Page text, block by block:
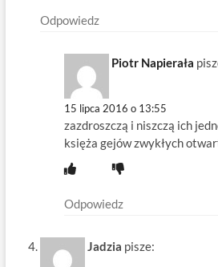
Odpowiedz
Piotr Napierała
15 lipca 2016 o 13:55
zazdroszczą i niszczą ich
księża gejów zwykłych
Odpowiedz
Jadzia pisze: